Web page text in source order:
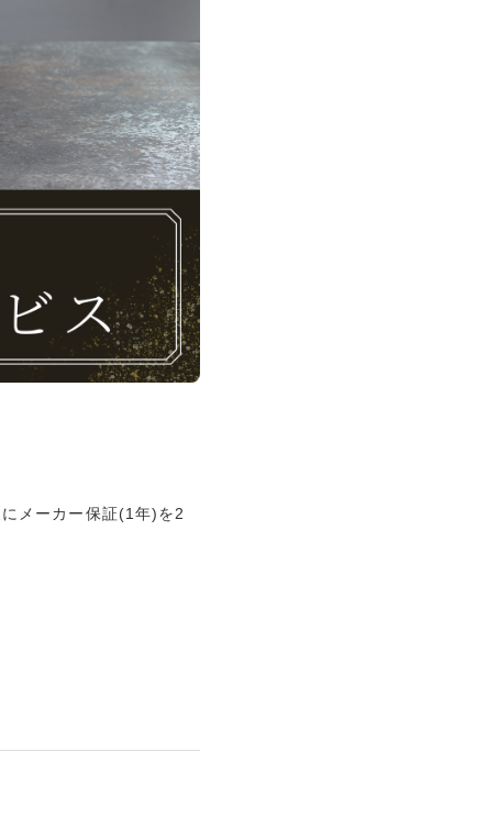
にメーカー保証(1年)を2